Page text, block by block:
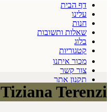
דף הבית
עלינו
חנות
שאלות ותשובות
בלוג
קטגוריות
מכור איתנו
צור קשר
תקנון אתר
Tiziana Terenzi